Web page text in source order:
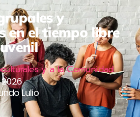
y
en el tiempo libre
y a la Comunidad.
Lulio